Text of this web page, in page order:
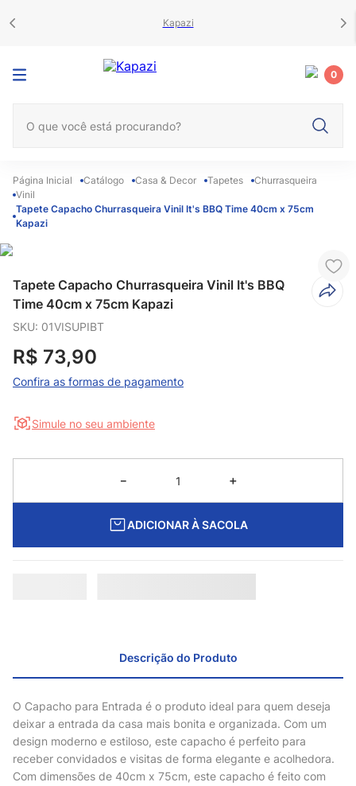
Kapazi
0
Catálogo Casa & Decor Tapetes
Churrasqueira
Vinil
Tapete Capacho Churrasqueira Vinil It's BBQ Time 40cm x 75cm
Kapazi
Tapete Capacho Churrasqueira Vinil It's BBQ
Time 40cm x 75cm Kapazi
SKU: 01VISUPIBT
R$ 73,90
Confira as formas de pagamento
Simule no seu ambiente
＋
－
ADICIONAR À SACOLA
Descrição do Produto
O Capacho para Entrada é o produto ideal para quem deseja
deixar a entrada da casa mais bonita e organizada. Com um
design moderno e estiloso, este capacho é perfeito para
receber convidados e visitas de forma elegante e acolhedora.
Com dimensões de 40cm x 75cm, este capacho é feito com